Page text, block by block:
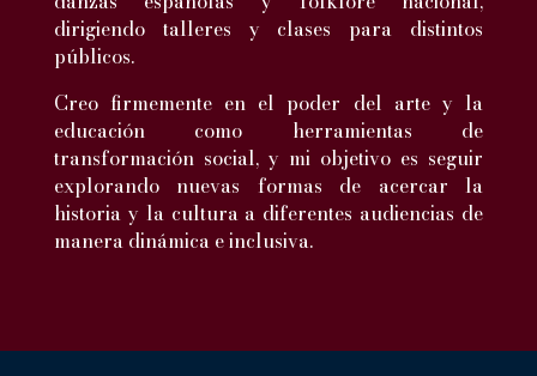
dirigiendo talleres y clases para distintos
públicos.
Creo firmemente en el poder del arte y la
educación como herramientas de
transformación social, y mi objetivo es seguir
explorando nuevas formas de acercar la
historia y la cultura a diferentes audiencias de
manera dinámica e inclusiva.